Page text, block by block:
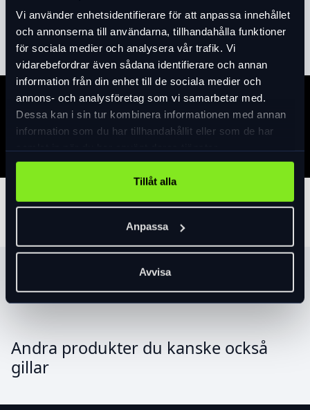
Vi använder enhetsidentifierare för att anpassa innehållet
och annonserna till användarna, tillhandahålla funktioner
för sociala medier och analysera vår trafik. Vi
vidarebefordrar även sådana identifierare och annan
information från din enhet till de sociala medier och
annons- och analysföretag som vi samarbetar med.
Dessa kan i sin tur kombinera informationen med annan
information som du har tillhandahållit eller som de har
Tillåt alla
Anpassa
Avvisa
Läs merexpand_more
Specifikation
Tillbehör
Produktrekommendationer
Andra produkter du kanske också
gillar